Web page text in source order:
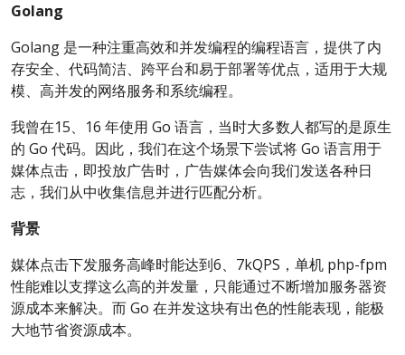
Golang
Golang 是一种注重高效和并发编程的编程语言，提供了内
存安全、代码简洁、跨平台和易于部署等优点，适用于大规
模、高并发的网络服务和系统编程。
我曾在15、16 年使用 Go 语言，当时大多数人都写的是原生
的 Go 代码。因此，我们在这个场景下尝试将 Go 语言用于
媒体点击，即投放广告时，广告媒体会向我们发送各种日
志，我们从中收集信息并进行匹配分析。
背景
媒体点击下发服务高峰时能达到6、7kQPS，单机 php-fpm
性能难以支撑这么高的并发量，只能通过不断增加服务器资
源成本来解决。而 Go 在并发这块有出色的性能表现，能极
大地节省资源成本。